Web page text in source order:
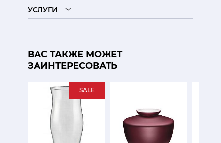
УСЛУГИ
ВАС ТАКЖЕ МОЖЕТ
ЗАИНТЕРЕСОВАТЬ
SALE